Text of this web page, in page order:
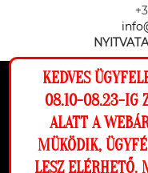
Ez a weboldal
lehető legjobb
Beállítások
Az online fizetést a
KEDVES
08.10-08.23-IG
ALATT A
MÜKÖDIK,
LESZ